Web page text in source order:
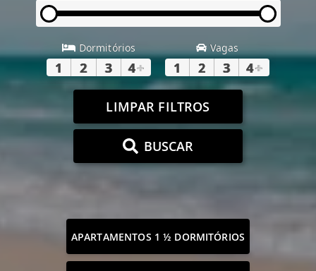
Dormitórios
1 2 3 4+
Vagas
1 2 3 4+
LIMPAR FILTROS
BUSCAR
APARTAMENTOS 1 ½ DORMITÓRIOS